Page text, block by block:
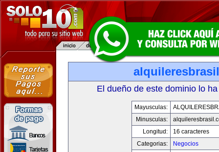
El dueño de este dominio lo
Mayusculas:
Minusculas:
Longitud:
16 caracteres
Categorias:
Negocios